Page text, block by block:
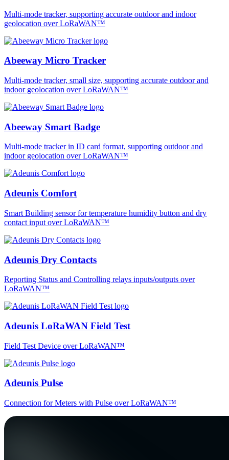
Multi-mode tracker, supporting accurate outdoor and indoor
geolocation over LoRaWAN™
Abeeway Micro Tracker
Multi-mode tracker, small size, supporting accurate outdoor and
indoor geolocation over LoRaWAN™
Abeeway Smart Badge
Multi-mode tracker in ID card format, supporting outdoor and
indoor geolocation over LoRaWAN™
Adeunis Comfort
Smart Building sensor for temperature humidity button and dry
contact input over LoRaWAN™
Adeunis Dry Contacts
Reporting Status and Controlling relays inputs/outputs over
LoRaWAN™
Adeunis LoRaWAN Field Test
Field Test Device over LoRaWAN™
Adeunis Pulse
Connection for Meters with Pulse over LoRaWAN™